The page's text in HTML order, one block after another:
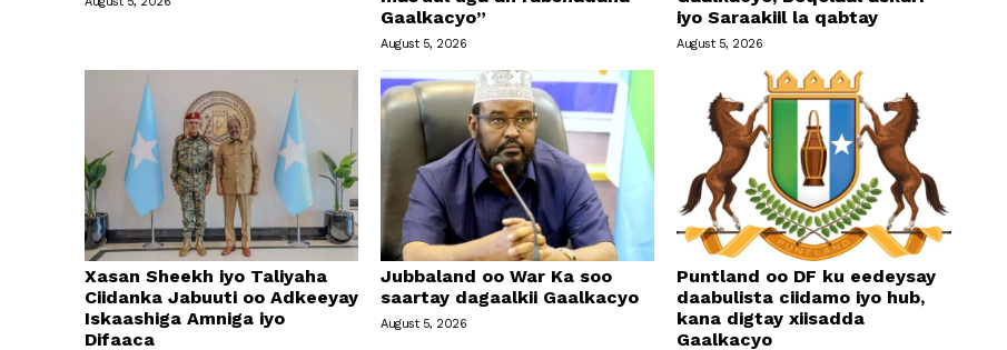
Gaalkacyo”
August 5, 2026
iyo Saraakiil la qabtay
August 5, 2026
Xasan Sheekh iyo Taliyaha
Ciidanka Jabuuti oo Adkeeyay
Iskaashiga Amniga iyo
Difaaca
Jubbaland oo War Ka soo
saartay dagaalkii Gaalkacyo
August 5, 2026
Puntland oo DF ku eedeysay
daabulista ciidamo iyo hub,
kana digtay xiisadda
Gaalkacyo